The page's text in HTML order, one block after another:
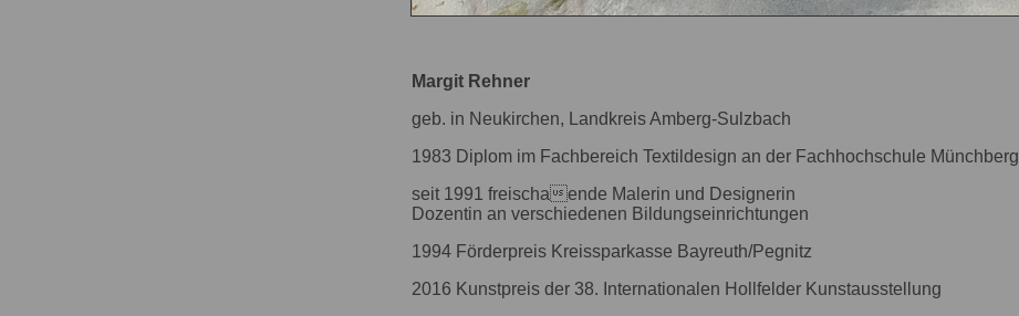
Margit Rehner
geb. in Neukirchen, Landkreis Amberg-Sulzbach
1983 Diplom im Fachbereich Textildesign an der Fachhochschule Münchberg
seit 1991 freischaende Malerin und Designerin
Dozentin an verschiedenen Bildungseinrichtungen
1994 Förderpreis Kreissparkasse Bayreuth/Pegnitz
2016 Kunstpreis der 38. Internationalen Hollfelder Kunstausstellung